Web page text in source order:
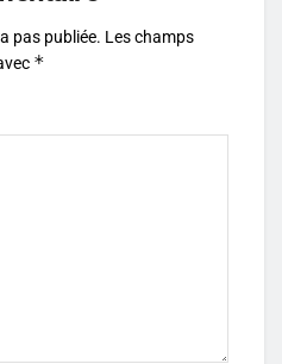
pas publiée. Les champs
*